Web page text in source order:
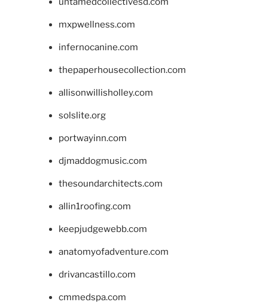
mxpwellness.com
infernocanine.com
thepaperhousecollection.com
allisonwillisholley.com
solslite.org
portwayinn.com
djmaddogmusic.com
thesoundarchitects.com
allin1roofing.com
keepjudgewebb.com
anatomyofadventure.com
drivancastillo.com
cmmedspa.com